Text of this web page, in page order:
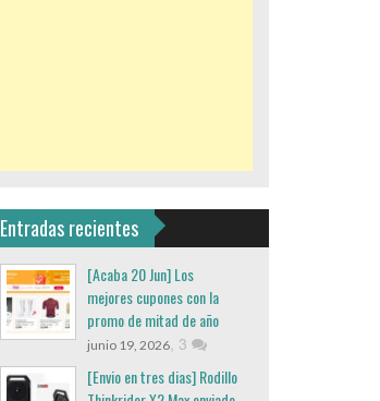
Entradas recientes
[Acaba 20 Jun] Los
mejores cupones con la
promo de mitad de año
junio 19, 2026, 3
[Envio en tres dias] Rodillo